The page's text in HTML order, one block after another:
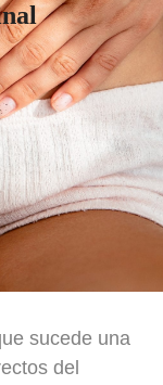
sucede una
del